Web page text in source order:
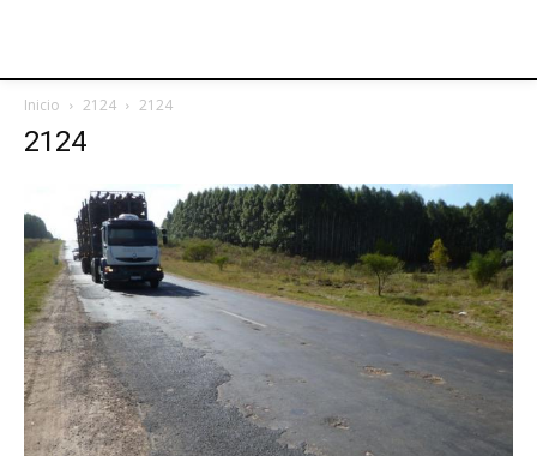
Inicio 2124 2124
2124